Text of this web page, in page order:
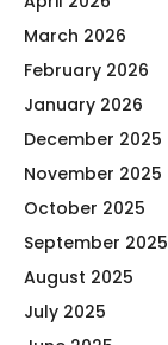
March 2026
February 2026
January 2026
December 2025
November 2025
October 2025
September 2025
August 2025
July 2025